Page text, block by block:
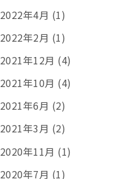
2022年4月 (1)
2022年2月 (1)
2021年12月 (4)
2021年10月 (4)
2021年6月 (2)
2021年3月 (2)
2020年11月 (1)
2020年7月 (1)